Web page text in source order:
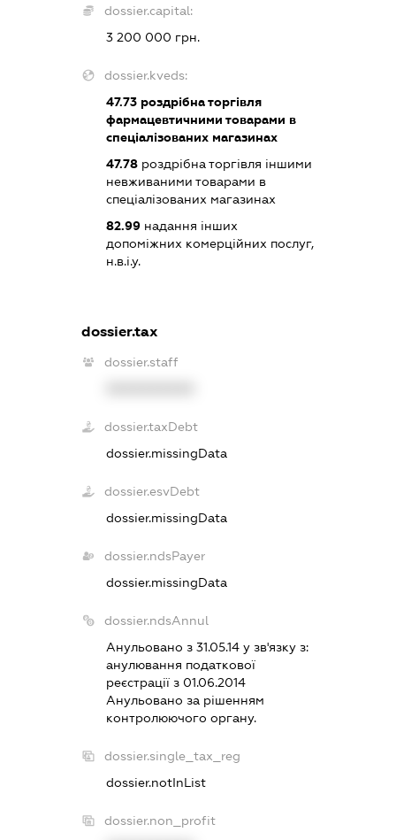
dossier.capital:
3 200 000 грн.
dossier.kveds:
47.73 роздрібна торгівля
фармацевтичними товарами в
спеціалізованих магазинах
47.78 роздрібна торгівля іншими
невживаними товарами в
спеціалізованих магазинах
82.99 надання інших
допоміжних комерційних послуг,
н.в.і.у.
dossier.tax
dossier.staff
dossier.taxDebt
dossier.missingData
dossier.esvDebt
dossier.missingData
dossier.ndsPayer
dossier.missingData
dossier.ndsAnnul
Анульовано з 31.05.14 у зв'язку з:
анулювання податкової
реєстрацiї з 01.06.2014
Анульовано за рiшенням
контролюючого органу.
dossier.single_tax_reg
dossier.notInList
dossier.non_profit